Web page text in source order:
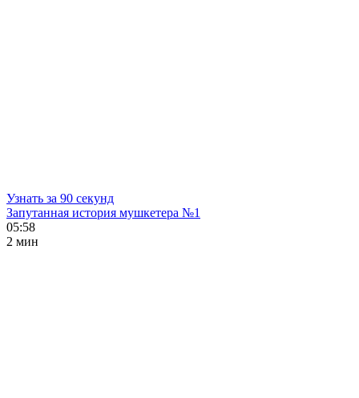
Узнать за 90 секунд
Запутанная история мушкетера №1
05:58
2 мин